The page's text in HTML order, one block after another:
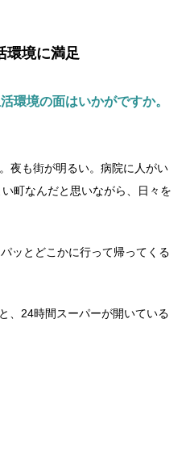
環境に満足
環境の面はいかがですか。
夜も街が明るい。病院に人がい
町なんだと思いながら、日々を
ッとどこかに行って帰ってくる
、24時間スーパーが開いている